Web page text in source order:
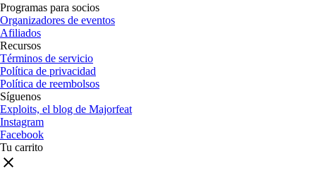
Programas para socios
Organizadores de eventos
Afiliados
Recursos
Términos de servicio
Política de privacidad
Política de reembolsos
Síguenos
Exploits, el blog de Majorfeat
Instagram
Facebook
Tu carrito